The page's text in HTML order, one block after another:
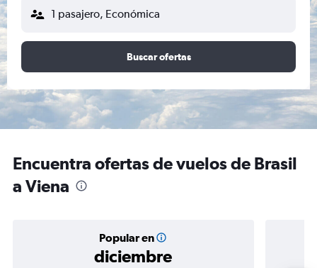
1 pasajero, Económica
Buscar ofertas
Encuentra ofertas de vuelos de Brasil
a Viena
Popular en
diciembre